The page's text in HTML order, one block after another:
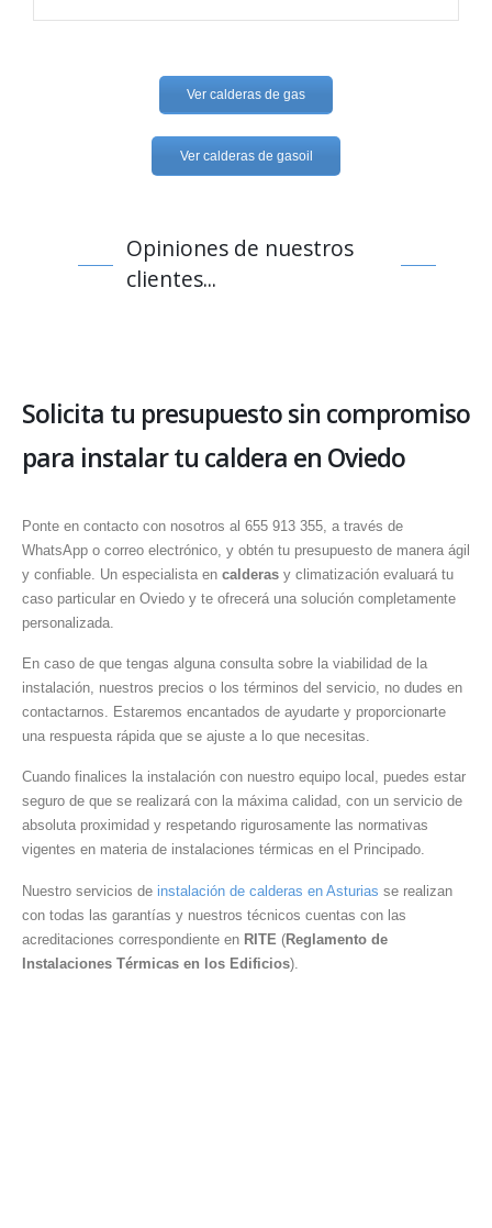
Ver calderas de gas
Ver calderas de gasoil
Opiniones de nuestros
clientes...
Solicita tu presupuesto sin compromiso
para instalar tu caldera en Oviedo
Ponte en contacto con nosotros al 655 913 355, a través de
WhatsApp o correo electrónico, y obtén tu presupuesto de manera ágil
y confiable. Un especialista en calderas y climatización evaluará tu
caso particular en Oviedo y te ofrecerá una solución completamente
personalizada.
En caso de que tengas alguna consulta sobre la viabilidad de la
instalación, nuestros precios o los términos del servicio, no dudes en
contactarnos. Estaremos encantados de ayudarte y proporcionarte
una respuesta rápida que se ajuste a lo que necesitas.
Cuando finalices la instalación con nuestro equipo local, puedes estar
seguro de que se realizará con la máxima calidad, con un servicio de
absoluta proximidad y respetando rigurosamente las normativas
vigentes en materia de instalaciones térmicas en el Principado.
Nuestro servicios de instalación de calderas en Asturias se realizan
con todas las garantías y nuestros técnicos cuentas con las
acreditaciones correspondiente en RITE (Reglamento de
Instalaciones Térmicas en los Edificios).